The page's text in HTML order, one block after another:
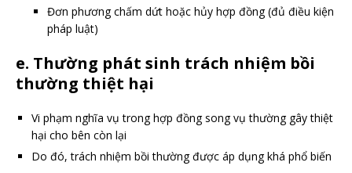
Đơn phương chấm dứt hoặc hủy hợp đồng (đủ điều kiện
pháp luật)
e. Thường phát sinh trách nhiệm bồi
thường thiệt hại
Vi phạm nghĩa vụ trong hợp đồng song vụ thường gây thiệt
hại cho bên còn lại
Do đó, trách nhiệm bồi thường được áp dụng khá phổ biến